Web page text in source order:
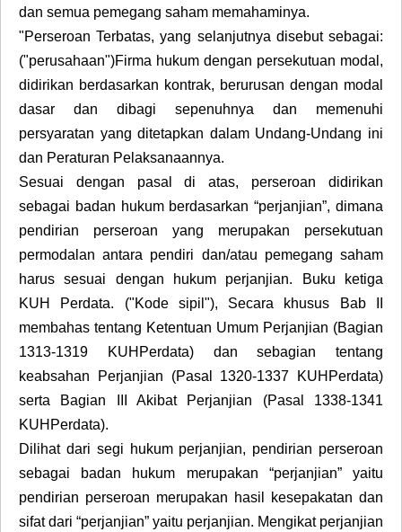
dan semua pemegang saham memahaminya.
"Perseroan Terbatas, yang selanjutnya disebut sebagai:
("perusahaan")Firma hukum dengan persekutuan modal,
didirikan berdasarkan kontrak, berurusan dengan modal
dasar dan dibagi sepenuhnya dan memenuhi
persyaratan yang ditetapkan dalam Undang-Undang ini
dan Peraturan Pelaksanaannya.
Sesuai dengan pasal di atas, perseroan didirikan
sebagai badan hukum berdasarkan “perjanjian”, dimana
pendirian perseroan yang merupakan persekutuan
permodalan antara pendiri dan/atau pemegang saham
harus sesuai dengan hukum perjanjian. Buku ketiga
KUH Perdata. ("Kode sipil"), Secara khusus Bab II
membahas tentang Ketentuan Umum Perjanjian (Bagian
1313-1319 KUHPerdata) dan sebagian tentang
keabsahan Perjanjian (Pasal 1320-1337 KUHPerdata)
serta Bagian III Akibat Perjanjian (Pasal 1338-1341
KUHPerdata).
Dilihat dari segi hukum perjanjian, pendirian perseroan
sebagai badan hukum merupakan “perjanjian” yaitu
pendirian perseroan merupakan hasil kesepakatan dan
sifat dari “perjanjian” yaitu perjanjian. Mengikat perjanjian